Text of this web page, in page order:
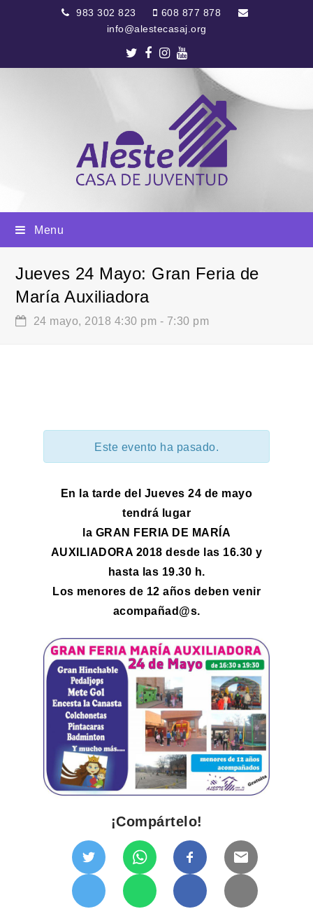
983 302 823
608 877 878
info@alestecasaj.org
Twitter
Facebook
Instagram
Youtube
Menu
Jueves 24 Mayo: Gran Feria de
María Auxiliadora
24 mayo, 2018 4:30 pm - 7:30 pm
Este evento ha pasado.
En la tarde del Jueves 24 de mayo
tendrá lugar
la GRAN FERIA DE MARÍA
AUXILIADORA 2018 desde las 16.30 y
hasta las 19.30 h.
Los menores de 12 años deben venir
acompañad@s.
¡Compártelo!